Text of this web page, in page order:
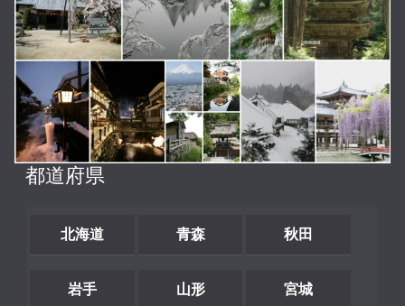
都道府県
北海道 青森 秋田
岩手 山形 宮城